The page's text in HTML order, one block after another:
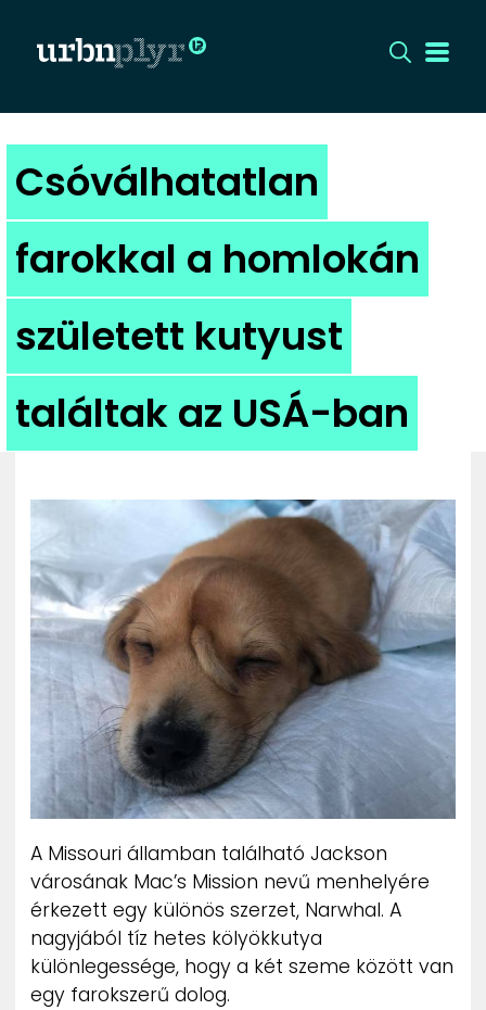
CÍMLAP
DIZÁJN
DIVAT
HIP
KULT
UTCA
ZENE
MÉDIAAJÁNLAT
IMPRESSZUM
PR-ARCHÍVUM
ADATKEZELÉSI TÁJÉKOZTATÓ
Csóválhatatlan
farokkal a homlokán
született kutyust
találtak az USÁ-ban
A Missouri államban található Jackson
városának Mac’s Mission nevű menhelyére
érkezett egy különös szerzet, Narwhal. A
nagyjából tíz hetes kölyökkutya
különlegessége, hogy a két szeme között van
egy farokszerű dolog.